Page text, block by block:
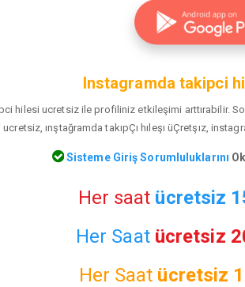
Instagramda takipci
hilesi ucretsiz ile profiliniz etkileşimi arttırabilir.
ınştağramda takıpÇı hıleşı üÇretşız,
Sisteme Giriş Sorumluluklarını
Her saat ücretsiz
Her Saat ücretsiz
Her Saat ücretsiz